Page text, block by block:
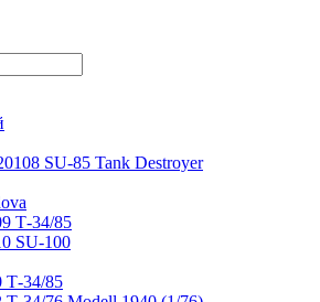
SU-85 Tank Destroyer
Т-34/85
SU-100
Т-34/85